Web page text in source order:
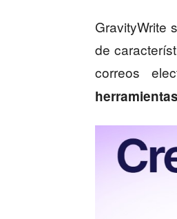
GravityWrite
de
correos